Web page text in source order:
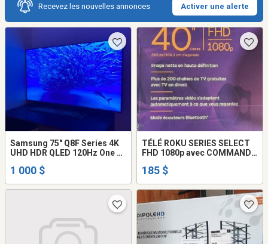
Recevez les nouvelles annonces Activer une alerte
Samsung 75" Q8F Series 4K
UHD HDR QLED 120Hz One Ul
1 000 $
TÉLÉ ROKU SERIES SELECT
FHD 1080p avec COMMANDE
SELECT TV FHD 1080p with
185 $